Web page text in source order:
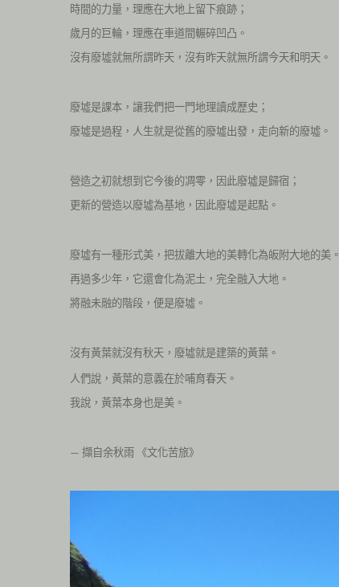
時間的力量，理應在大地上留下痕跡；
歲月的巨輪，理應在車道間輾碎凹凸。
沒有廢墟就無所謂昨天，沒有昨天就無所謂今天和明天。
廢墟是課本，讓我們把一門地理讀成歷史；
廢墟是過程，人生就是從舊的廢墟出發，走向新的廢墟。
營造之初就想到它今後的凋零，因此廢墟是歸宿；
更新的營造以廢墟為基地，因此廢墟是起點。
廢墟有一種形式美，把拔離大地的美轉化為皈附大地的美。
再過多少年，它還會化為泥土，完全融入大地。
將融未融的階段，便是廢墟。
沒有黃葉就沒有秋天，廢墟就是建築的黃葉。
人們說，黃葉的意義在於哺育春天。
我說，黃葉本身也是美。
— 擷自余秋雨 《文化苦旅》